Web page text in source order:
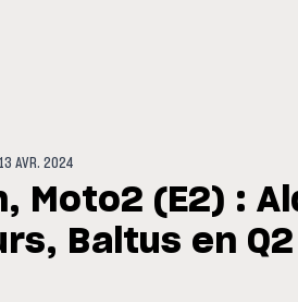
13 AVR. 2024
Moto2 (E2) :
Baltus en Q2